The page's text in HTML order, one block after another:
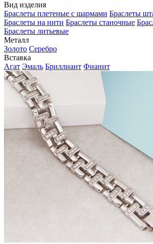
Вид изделия
Браслеты плетеные с шармами Браслеты
Браслеты на нити Браслеты станочные
Браслеты литьевые
Металл
Золото Серебро
Вставка
Агат Эмаль Бриллиант Фианит